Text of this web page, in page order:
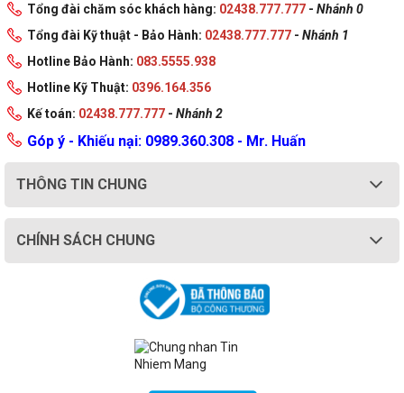
Tổng đài chăm sóc khách hàng: 02438.777.777 - Nhánh 0
Tổng đài Kỹ thuật - Bảo Hành: 02438.777.777 - Nhánh 1
Hotline Bảo Hành: 083.5555.938
Hotline Kỹ Thuật: 0396.164.356
Kế toán: 02438.777.777 - Nhánh 2
Góp ý - Khiếu nại: 0989.360.308 - Mr. Huấn
THÔNG TIN CHUNG
CHÍNH SÁCH CHUNG